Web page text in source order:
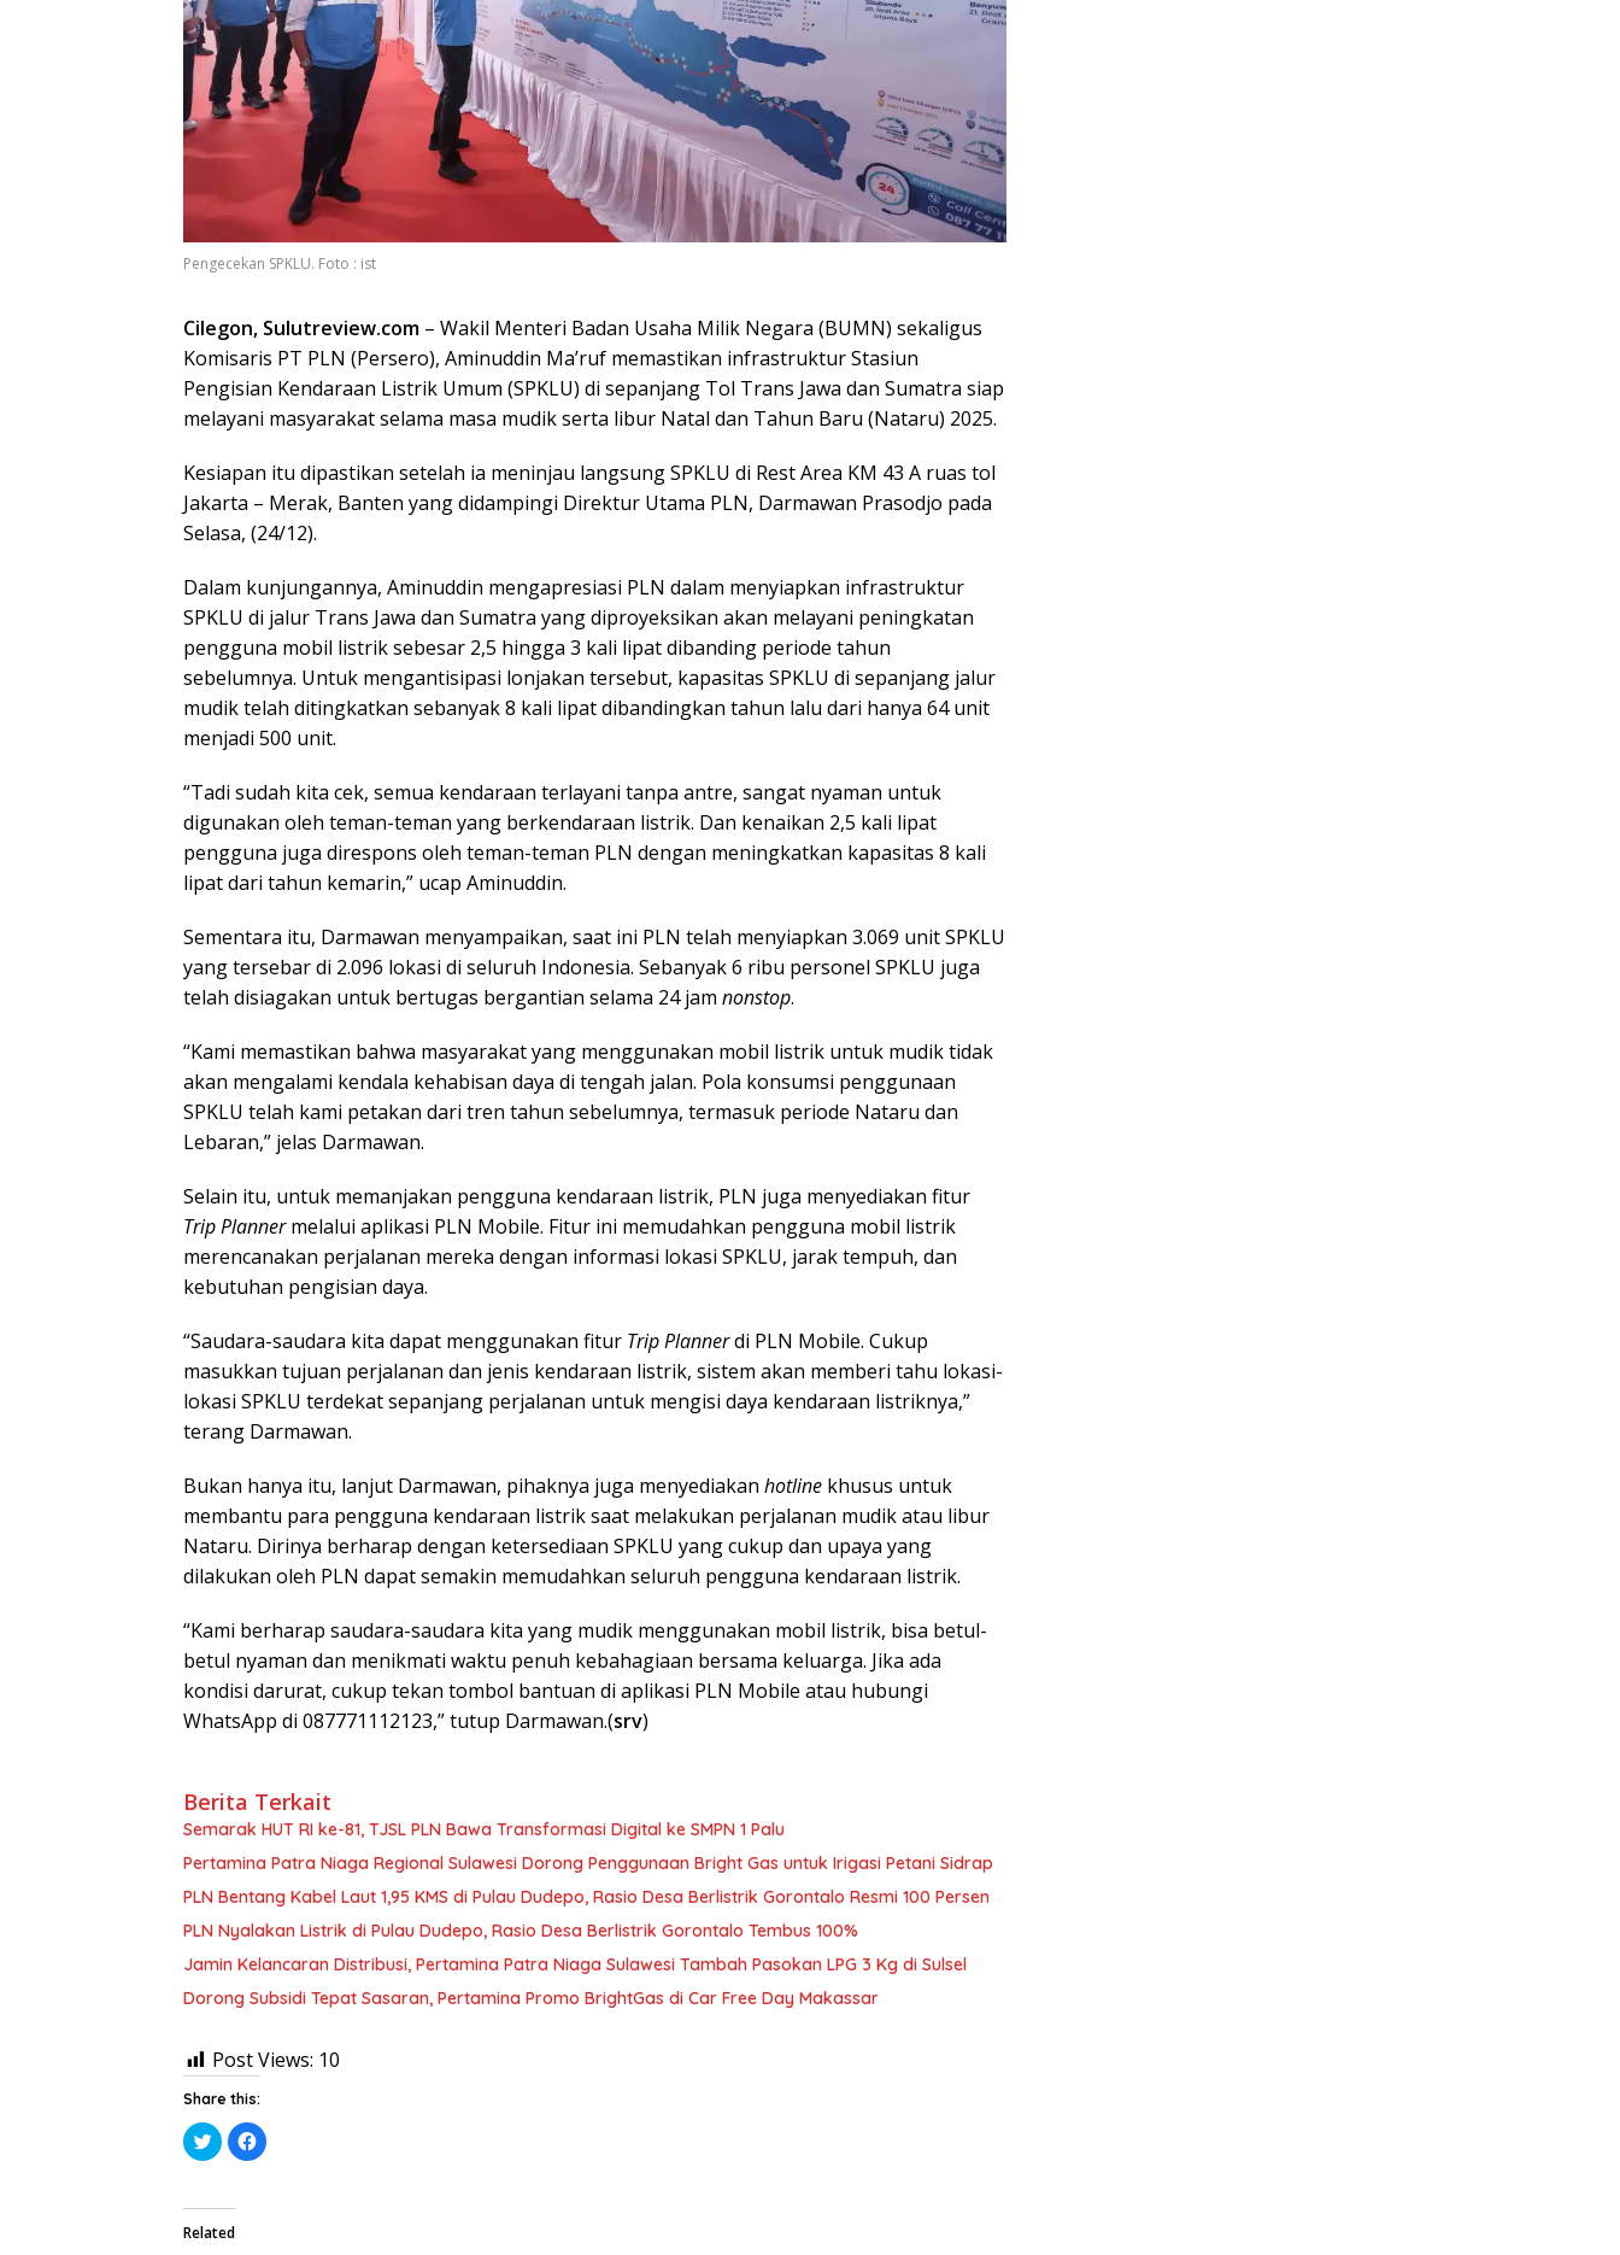
Pengecekan SPKLU. Foto : ist
Cilegon, Sulutreview.com – Wakil Menteri Badan Usaha Milik Negara (BUMN) sekaligus
Komisaris PT PLN (Persero), Aminuddin Ma’ruf memastikan infrastruktur Stasiun
Pengisian Kendaraan Listrik Umum (SPKLU) di sepanjang Tol Trans Jawa dan Sumatra siap
melayani masyarakat selama masa mudik serta libur Natal dan Tahun Baru (Nataru) 2025.
Kesiapan itu dipastikan setelah ia meninjau langsung SPKLU di Rest Area KM 43 A ruas tol
Jakarta – Merak, Banten yang didampingi Direktur Utama PLN, Darmawan Prasodjo pada
Selasa, (24/12).
Dalam kunjungannya, Aminuddin mengapresiasi PLN dalam menyiapkan infrastruktur
SPKLU di jalur Trans Jawa dan Sumatra yang diproyeksikan akan melayani peningkatan
pengguna mobil listrik sebesar 2,5 hingga 3 kali lipat dibanding periode tahun
sebelumnya. Untuk mengantisipasi lonjakan tersebut, kapasitas SPKLU di sepanjang jalur
mudik telah ditingkatkan sebanyak 8 kali lipat dibandingkan tahun lalu dari hanya 64 unit
menjadi 500 unit.
“Tadi sudah kita cek, semua kendaraan terlayani tanpa antre, sangat nyaman untuk
digunakan oleh teman-teman yang berkendaraan listrik. Dan kenaikan 2,5 kali lipat
pengguna juga direspons oleh teman-teman PLN dengan meningkatkan kapasitas 8 kali
lipat dari tahun kemarin,” ucap Aminuddin.
Sementara itu, Darmawan menyampaikan, saat ini PLN telah menyiapkan 3.069 unit SPKLU
yang tersebar di 2.096 lokasi di seluruh Indonesia. Sebanyak 6 ribu personel SPKLU juga
telah disiagakan untuk bertugas bergantian selama 24 jam nonstop.
“Kami memastikan bahwa masyarakat yang menggunakan mobil listrik untuk mudik tidak
akan mengalami kendala kehabisan daya di tengah jalan. Pola konsumsi penggunaan
SPKLU telah kami petakan dari tren tahun sebelumnya, termasuk periode Nataru dan
Lebaran,” jelas Darmawan.
Selain itu, untuk memanjakan pengguna kendaraan listrik, PLN juga menyediakan fitur
Trip Plannermelalui aplikasi PLN Mobile. Fitur ini memudahkan pengguna mobil listrik
merencanakan perjalanan mereka dengan informasi lokasi SPKLU, jarak tempuh, dan
kebutuhan pengisian daya.
“Saudara-saudara kita dapat menggunakan fitur Trip Plannerdi PLN Mobile. Cukup
masukkan tujuan perjalanan dan jenis kendaraan listrik, sistem akan memberi tahu lokasi-
lokasi SPKLU terdekat sepanjang perjalanan untuk mengisi daya kendaraan listriknya,”
terang Darmawan.
Bukan hanya itu, lanjut Darmawan, pihaknya juga menyediakan hotline khusus untuk
membantu para pengguna kendaraan listrik saat melakukan perjalanan mudik atau libur
Nataru. Dirinya berharap dengan ketersediaan SPKLU yang cukup dan upaya yang
dilakukan oleh PLN dapat semakin memudahkan seluruh pengguna kendaraan listrik.
“Kami berharap saudara-saudara kita yang mudik menggunakan mobil listrik, bisa betul-
betul nyaman dan menikmati waktu penuh kebahagiaan bersama keluarga. Jika ada
kondisi darurat, cukup tekan tombol bantuan di aplikasi PLN Mobile atau hubungi
WhatsApp di 087771112123,” tutup Darmawan.(srv)
Berita Terkait
Semarak HUT RI ke-81, TJSL PLN Bawa Transformasi Digital ke SMPN 1 Palu
Pertamina Patra Niaga Regional Sulawesi Dorong Penggunaan Bright Gas untuk Irigasi Petani Sidrap
PLN Bentang Kabel Laut 1,95 KMS di Pulau Dudepo, Rasio Desa Berlistrik Gorontalo Resmi 100 Persen
PLN Nyalakan Listrik di Pulau Dudepo, Rasio Desa Berlistrik Gorontalo Tembus 100%
Jamin Kelancaran Distribusi, Pertamina Patra Niaga Sulawesi Tambah Pasokan LPG 3 Kg di Sulsel
Dorong Subsidi Tepat Sasaran, Pertamina Promo BrightGas di Car Free Day Makassar
Post Views: 10
Share this:
K
l
n
t
u
K
l
Related